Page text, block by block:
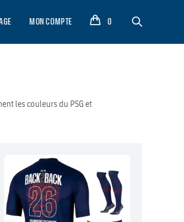
MON COMPTE 0
les couleurs du PSG et